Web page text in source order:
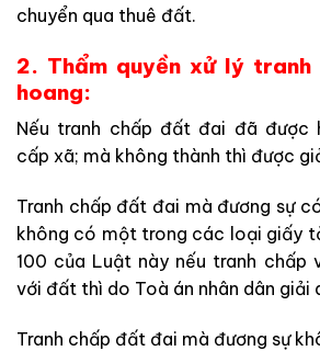
chuyển qua thuê đất.
2. Thẩm quyền xử lý
hoang:
Nếu tranh chấp đất đai đã được
cấp xã; mà không thành thì được
Tranh chấp đất đai mà đương sự
không có một trong các loại giấy
100 của Luật này nếu tranh chấp
với đất thì do Toà án nhân dân giải
Tranh chấp đất đai mà đương sự